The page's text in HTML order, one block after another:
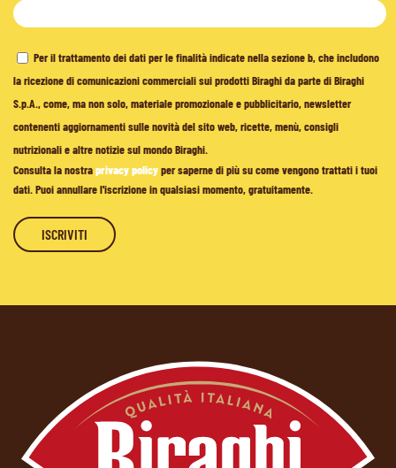
Per il trattamento dei dati per le finalità indicate nella sezione b, che includono
la ricezione di comunicazioni commerciali sui prodotti Biraghi da parte di Biraghi
S.p.A., come, ma non solo, materiale promozionale e pubblicitario, newsletter
contenenti aggiornamenti sulle novità del sito web, ricette, menù, consigli
nutrizionali e altre notizie sul mondo Biraghi.
Consulta la nostraprivacy policyper saperne di più su come vengono trattati i tuoi
dati. Puoi annullare l'iscrizione in qualsiasi momento, gratuitamente.